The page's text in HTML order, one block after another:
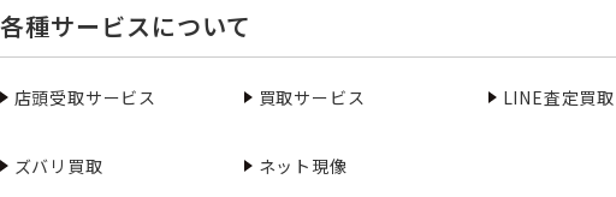
各種サービスについて
店頭受取サービス 買取サービス LINE査定買取
ズバリ買取 ネット現像